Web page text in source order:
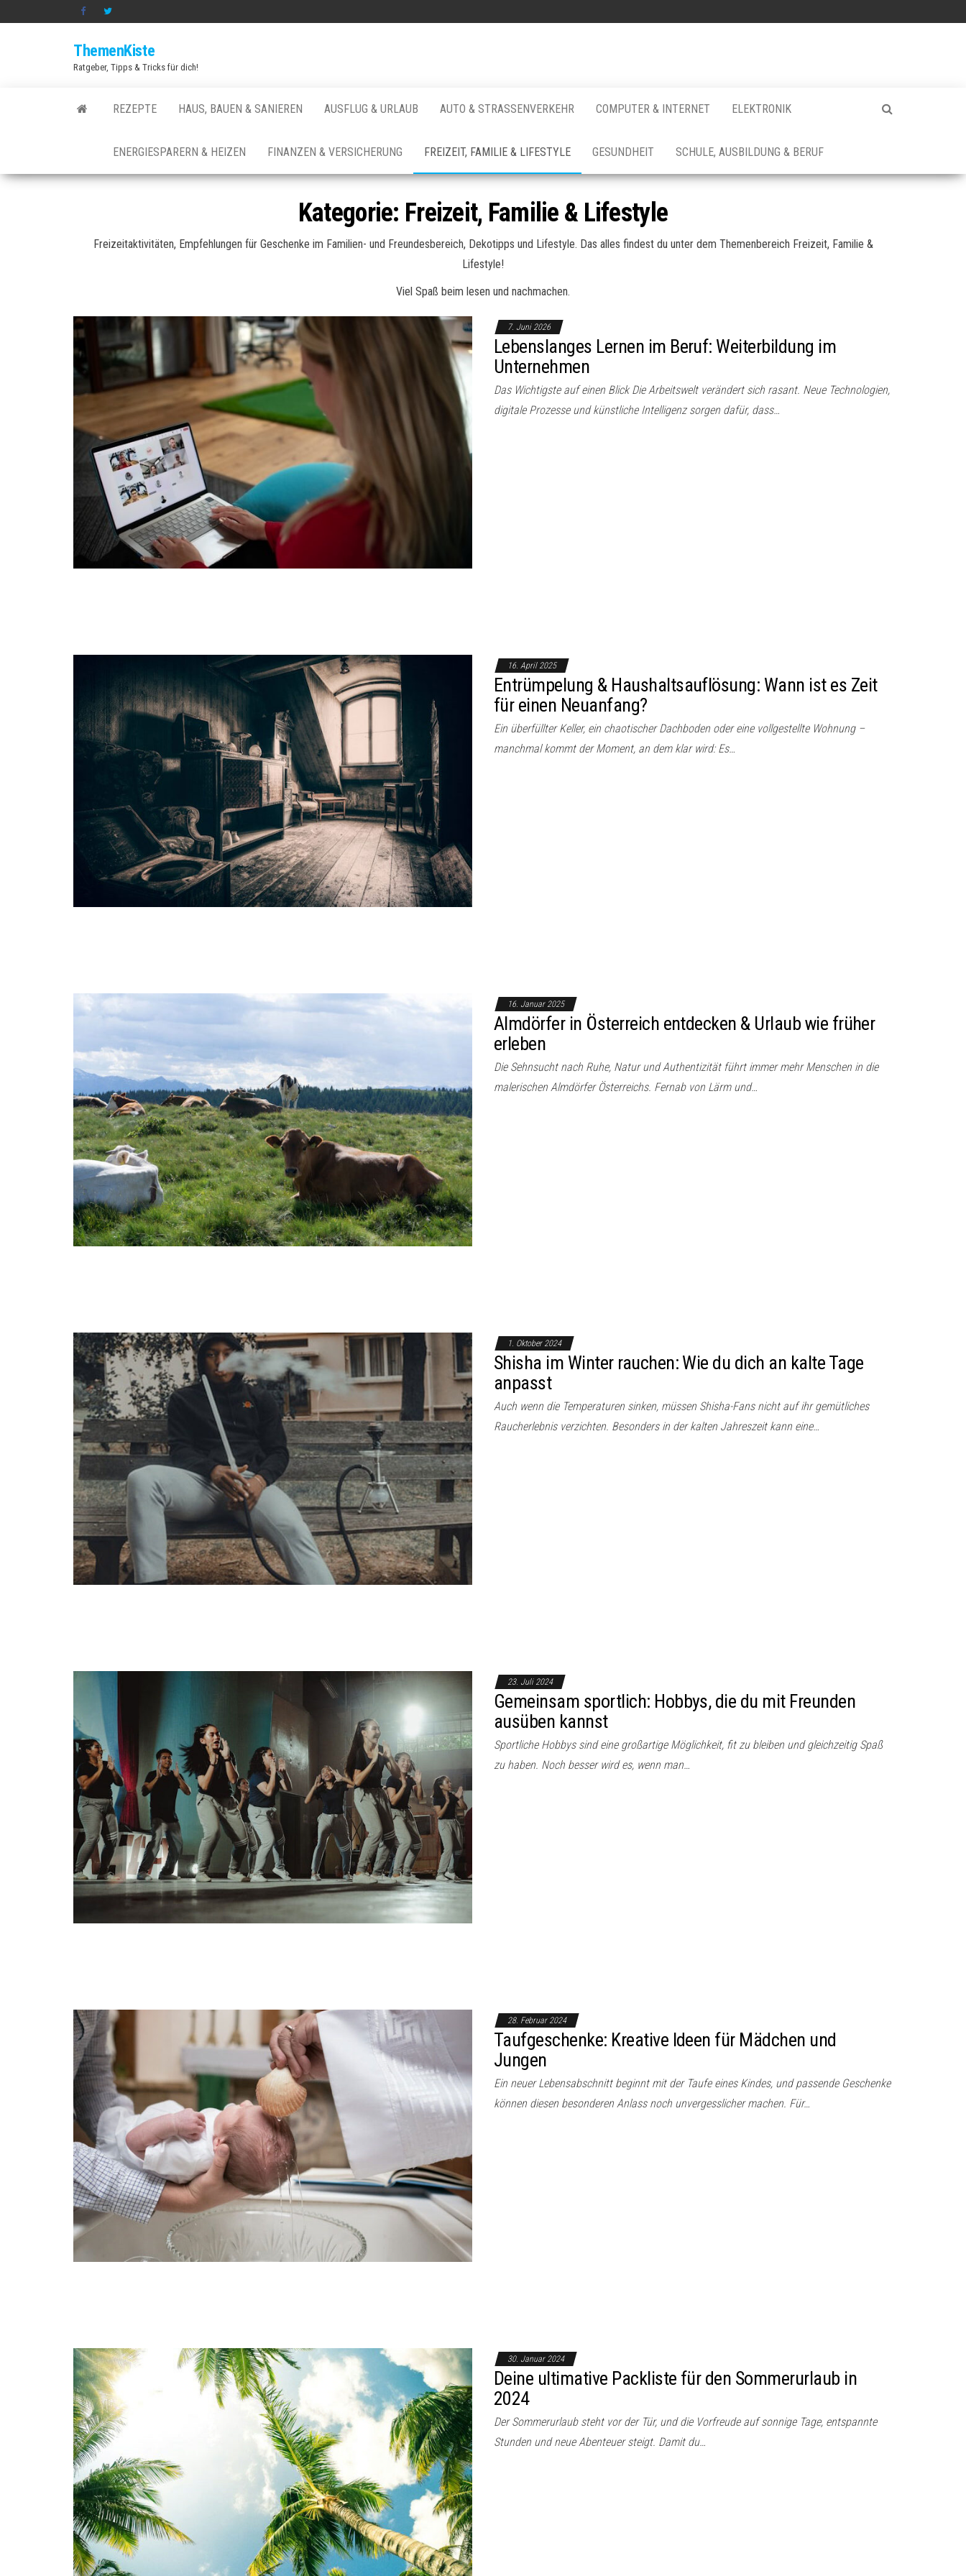
ThemenKiste
Ratgeber, Tipps & Tricks für dich!
REZEPTE HAUS, BAUEN & SANIEREN AUSFLUG & URLAUB AUTO & STRASSENVERKEHR COMPUTER & INTERNET ELEKTRONIK
ENERGIESPARERN & HEIZEN FINANZEN & VERSICHERUNG FREIZEIT, FAMILIE & LIFESTYLE GESUNDHEIT SCHULE, AUSBILDUNG & BERUF
Kategorie: Freizeit, Familie & Lifestyle
Freizeitaktivitäten, Empfehlungen für Geschenke im Familien- und Freundesbereich, Dekotipps und Lifestyle. Das alles findest du unter dem Themenbereich Freizeit, Familie &
Lifestyle!
Viel Spaß beim lesen und nachmachen.
7. Juni 2026
Lebenslanges Lernen im Beruf: Weiterbildung im
Unternehmen
Das Wichtigste auf einen Blick Die Arbeitswelt verändert sich rasant. Neue Technologien,
digitale Prozesse und künstliche Intelligenz sorgen dafür, dass…
16. April 2025
Entrümpelung & Haushaltsauflösung: Wann ist es Zeit
für einen Neuanfang?
Ein überfüllter Keller, ein chaotischer Dachboden oder eine vollgestellte Wohnung –
manchmal kommt der Moment, an dem klar wird: Es…
16. Januar 2025
Almdörfer in Österreich entdecken & Urlaub wie früher
erleben
Die Sehnsucht nach Ruhe, Natur und Authentizität führt immer mehr Menschen in die
malerischen Almdörfer Österreichs. Fernab von Lärm und…
1. Oktober 2024
Shisha im Winter rauchen: Wie du dich an kalte Tage
anpasst
Auch wenn die Temperaturen sinken, müssen Shisha-Fans nicht auf ihr gemütliches
Raucherlebnis verzichten. Besonders in der kalten Jahreszeit kann eine…
23. Juli 2024
Gemeinsam sportlich: Hobbys, die du mit Freunden
ausüben kannst
Sportliche Hobbys sind eine großartige Möglichkeit, fit zu bleiben und gleichzeitig Spaß
zu haben. Noch besser wird es, wenn man…
28. Februar 2024
Taufgeschenke: Kreative Ideen für Mädchen und
Jungen
Ein neuer Lebensabschnitt beginnt mit der Taufe eines Kindes, und passende Geschenke
können diesen besonderen Anlass noch unvergesslicher machen. Für…
30. Januar 2024
Deine ultimative Packliste für den Sommerurlaub in
2024
Der Sommerurlaub steht vor der Tür, und die Vorfreude auf sonnige Tage, entspannte
Stunden und neue Abenteuer steigt. Damit du…